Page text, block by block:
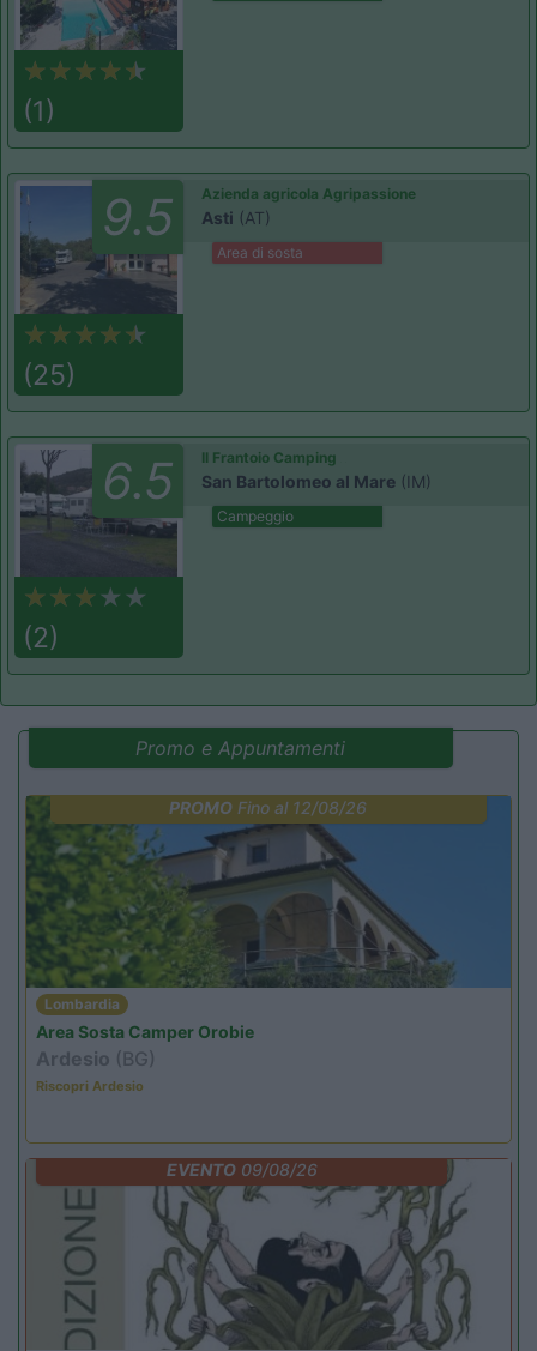
(1)
9.5
(25)
Azienda agricola Agripassione
Asti (AT)
Area di sosta
6.5
(2)
Il Frantoio Camping
San Bartolomeo al Mare (IM)
Campeggio
Promo e Appuntamenti
PROMO Fino al 12/08/26
Lombardia
Area Sosta Camper Orobie
Ardesio (BG)
Riscopri Ardesio
EVENTO09/08/26